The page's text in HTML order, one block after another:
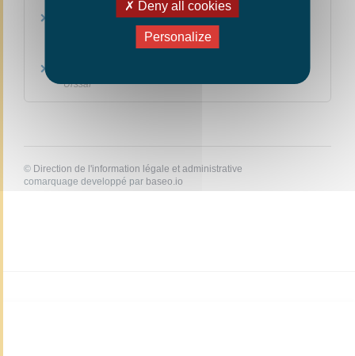
Guide de l'auto-entrepreneur 2020 Métropole
Urssaf
© Direction de l'information légale et administrative
comarquage developpé par baseo.io
Deny all cookies
Personalize